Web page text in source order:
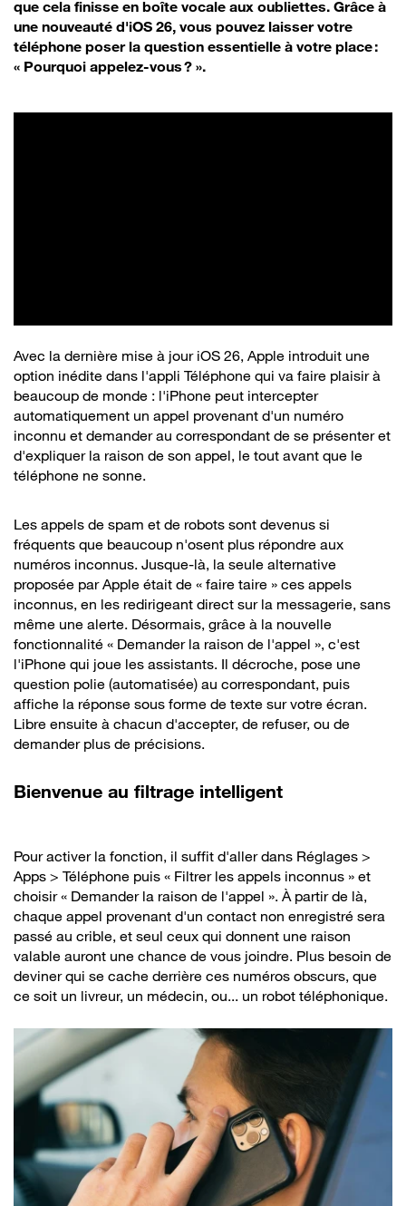
que cela finisse en boîte vocale aux oubliettes. Grâce à
une nouveauté d'iOS 26, vous pouvez laisser votre
téléphone poser la question essentielle à votre place :
« Pourquoi appelez-vous ? ».
Avec la dernière mise à jour iOS 26, Apple introduit une
option inédite dans l'appli Téléphone qui va faire plaisir à
beaucoup de monde : l'iPhone peut intercepter
automatiquement un appel provenant d'un numéro
inconnu et demander au correspondant de se présenter et
d'expliquer la raison de son appel, le tout avant que le
téléphone ne sonne.
Les appels de spam et de robots sont devenus si
fréquents que beaucoup n'osent plus répondre aux
numéros inconnus. Jusque-là, la seule alternative
proposée par Apple était de « faire taire » ces appels
inconnus, en les redirigeant direct sur la messagerie, sans
même une alerte. Désormais, grâce à la nouvelle
fonctionnalité « Demander la raison de l'appel », c'est
l'iPhone qui joue les assistants. Il décroche, pose une
question polie (automatisée) au correspondant, puis
affiche la réponse sous forme de texte sur votre écran.
Libre ensuite à chacun d'accepter, de refuser, ou de
demander plus de précisions.
Bienvenue au filtrage intelligent
Pour activer la fonction, il suffit d'aller dans Réglages >
Apps > Téléphone puis « Filtrer les appels inconnus » et
choisir « Demander la raison de l'appel ». À partir de là,
chaque appel provenant d'un contact non enregistré sera
passé au crible, et seul ceux qui donnent une raison
valable auront une chance de vous joindre. Plus besoin de
deviner qui se cache derrière ces numéros obscurs, que
ce soit un livreur, un médecin, ou... un robot téléphonique.